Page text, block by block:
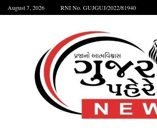
August 7, 2026 RNI No. GUJGUJ/2022/81940